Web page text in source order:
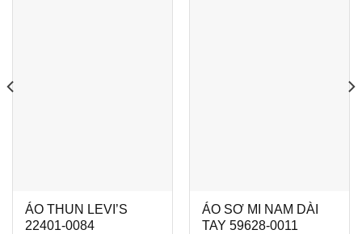
ÁO THUN LEVI’S
22401-0084
ÁO SƠ MI NAM DÀI
TAY 59628-0011